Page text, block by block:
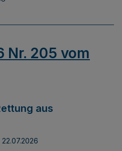
Nr. 205 vom
aus
22.07.2026